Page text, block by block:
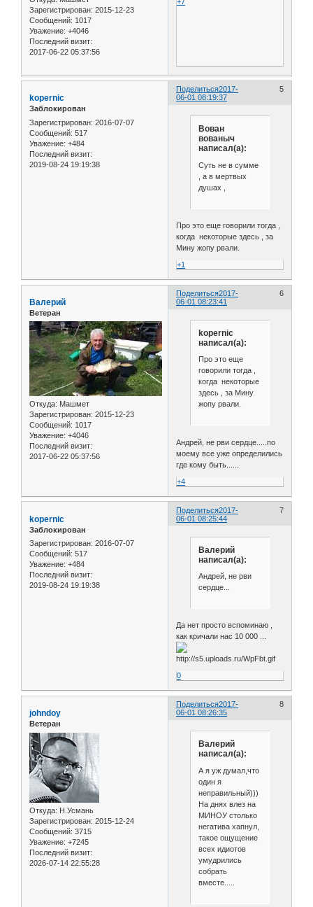
Зарегистрирован: 2015-12-23
Сообщений: 1017
Уважение: +4046
Последний визит:
2017-06-22 05:37:56
Поделиться 5
2017-
06-01 08:19:37
kopernic
Заблокирован
Зарегистрирован: 2016-07-07
Сообщений: 517
Уважение: +484
Последний визит:
2019-08-24 19:19:38
Вован
вованыч
написал(а):
Суть не в сумме
, а в мертвых
душах ,
Про это еще говорили тогда ,
когда некоторые здесь , за
Мину жопу рвали.
+1
Поделиться 6
2017-
06-01 08:23:41
Валерий
Ветеран
Откуда: Машмет
Зарегистрирован: 2015-12-23
Сообщений: 1017
Уважение: +4046
Последний визит:
2017-06-22 05:37:56
kopernic
написал(а):
Про это еще
говорили тогда ,
когда некоторые
здесь , за Мину
жопу рвали.
Андрей, не рви сердце.....по
моему все уже определились
где кому быть......
+4
Поделиться 7
2017-
06-01 08:25:44
kopernic
Заблокирован
Зарегистрирован: 2016-07-07
Сообщений: 517
Уважение: +484
Последний визит:
2019-08-24 19:19:38
Валерий
написал(а):
Андрей, не рви
сердце...
Да нет просто вспоминаю ,
как кричали нас 10 000 ...
0
Поделиться 8
2017-
06-01 08:26:35
johndoy
Ветеран
Откуда: Н.Усмань
Зарегистрирован: 2015-12-24
Сообщений: 3715
Уважение: +7245
Последний визит:
2026-07-14 22:55:28
Валерий
написал(а):
А я уж думал,что
один я
неправильный)))
На днях влез на
МИНОУ столько
негатива хапнул,
такое ощущение
всех идиотов
умудрились
собрать
вместе.....